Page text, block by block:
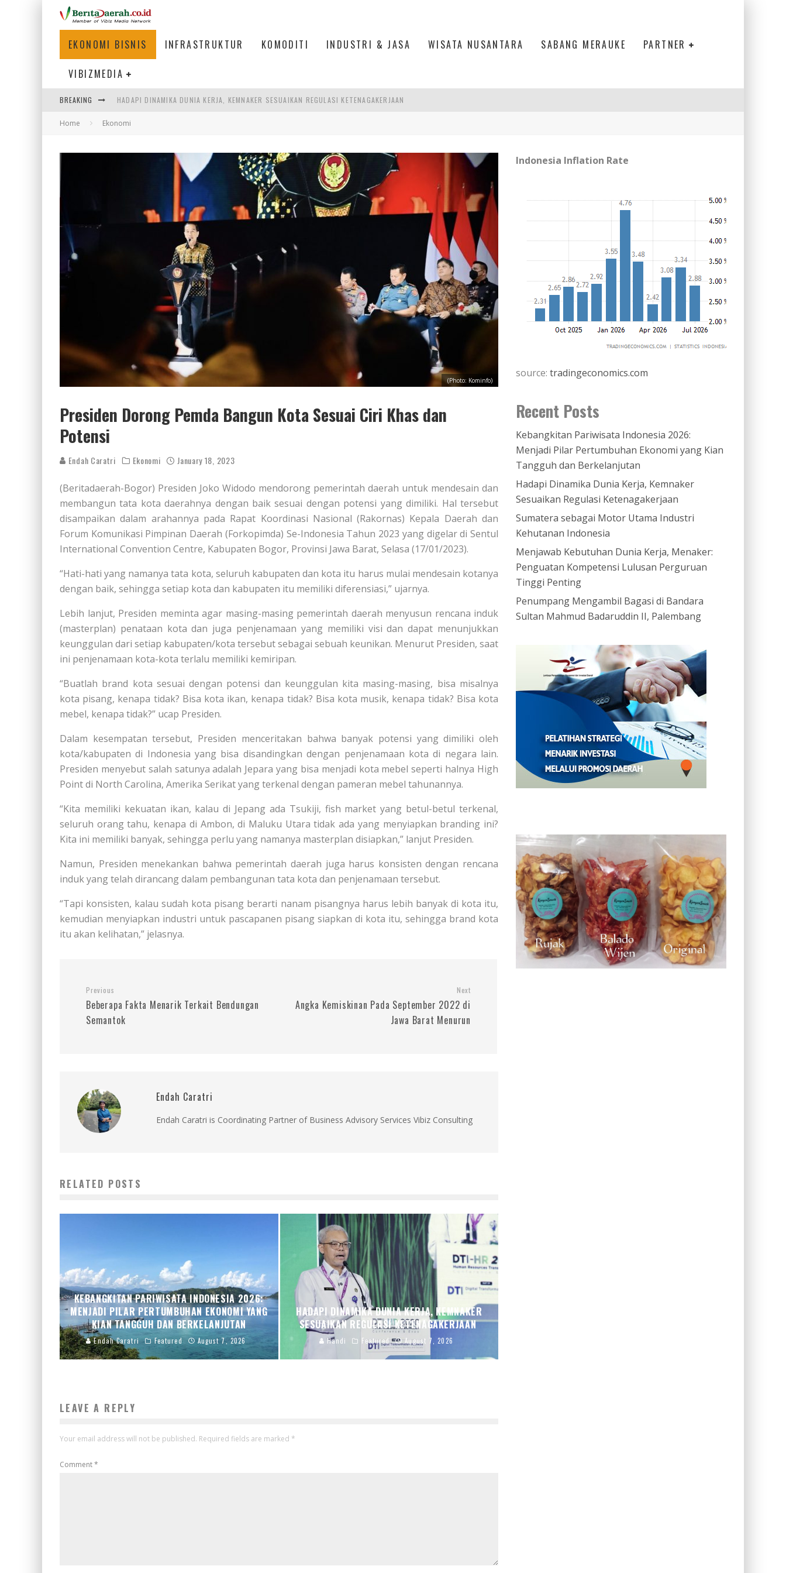
EKONOMI BISNIS INFRASTRUKTUR KOMODITI INDUSTRI & JASA WISATA NUSANTARA SABANG MERAUKE PARTNER
VIBIZMEDIA
BREAKING HADAPI DINAMIKA DUNIA KERJA, KEMNAKER SESUAIKAN REGULASI KETENAGAKERJAAN
SUMATERA SEBAGAI MOTOR UTAMA INDUSTRI KEHUTANAN INDONESIA
KEBANGKITAN PARIWISATA INDONESIA 2026: MENJADI PILAR PERTUMBUHAN EKONOMI YANG KIAN TANGGUH DAN BERKELANJUTAN
Home Ekonomi
(Photo: Kominfo)
Presiden Dorong Pemda Bangun Kota Sesuai Ciri Khas dan
Potensi
Endah Caratri Ekonomi January 18, 2023
(Beritadaerah-Bogor) Presiden Joko Widodo mendorong pemerintah daerah untuk mendesain dan
membangun tata kota daerahnya dengan baik sesuai dengan potensi yang dimiliki. Hal tersebut
disampaikan dalam arahannya pada Rapat Koordinasi Nasional (Rakornas) Kepala Daerah dan
Forum Komunikasi Pimpinan Daerah (Forkopimda) Se-Indonesia Tahun 2023 yang digelar di Sentul
International Convention Centre, Kabupaten Bogor, Provinsi Jawa Barat, Selasa (17/01/2023).
“Hati-hati yang namanya tata kota, seluruh kabupaten dan kota itu harus mulai mendesain kotanya
dengan baik, sehingga setiap kota dan kabupaten itu memiliki diferensiasi,” ujarnya.
Lebih lanjut, Presiden meminta agar masing-masing pemerintah daerah menyusun rencana induk
(masterplan) penataan kota dan juga penjenamaan yang memiliki visi dan dapat menunjukkan
keunggulan dari setiap kabupaten/kota tersebut sebagai sebuah keunikan. Menurut Presiden, saat
ini penjenamaan kota-kota terlalu memiliki kemiripan.
“Buatlah brand kota sesuai dengan potensi dan keunggulan kita masing-masing, bisa misalnya
kota pisang, kenapa tidak? Bisa kota ikan, kenapa tidak? Bisa kota musik, kenapa tidak? Bisa kota
mebel, kenapa tidak?” ucap Presiden.
Dalam kesempatan tersebut, Presiden menceritakan bahwa banyak potensi yang dimiliki oleh
kota/kabupaten di Indonesia yang bisa disandingkan dengan penjenamaan kota di negara lain.
Presiden menyebut salah satunya adalah Jepara yang bisa menjadi kota mebel seperti halnya High
Point di North Carolina, Amerika Serikat yang terkenal dengan pameran mebel tahunannya.
“Kita memiliki kekuatan ikan, kalau di Jepang ada Tsukiji, fish market yang betul-betul terkenal,
seluruh orang tahu, kenapa di Ambon, di Maluku Utara tidak ada yang menyiapkan branding ini?
Kita ini memiliki banyak, sehingga perlu yang namanya masterplan disiapkan,” lanjut Presiden.
Namun, Presiden menekankan bahwa pemerintah daerah juga harus konsisten dengan rencana
induk yang telah dirancang dalam pembangunan tata kota dan penjenamaan tersebut.
“Tapi konsisten, kalau sudah kota pisang berarti nanam pisangnya harus lebih banyak di kota itu,
kemudian menyiapkan industri untuk pascapanen pisang siapkan di kota itu, sehingga brand kota
itu akan kelihatan,” jelasnya.
Previous
Beberapa Fakta Menarik Terkait Bendungan
Semantok
Next
Angka Kemiskinan Pada September 2022 di
Jawa Barat Menurun
Endah Caratri
Endah Caratri is Coordinating Partner of Business Advisory Services Vibiz Consulting
RELATED POSTS
KEBANGKITAN PARIWISATA INDONESIA 2026:
MENJADI PILAR PERTUMBUHAN EKONOMI YANG
KIAN TANGGUH DAN BERKELANJUTAN
Endah Caratri Featured August 7, 2026
HADAPI DINAMIKA DUNIA KERJA, KEMNAKER
SESUAIKAN REGULASI KETENAGAKERJAAN
Handi Featured August 7, 2026
LEAVE A REPLY
Your email address will not be published. Required fields are marked *
Comment*
Indonesia Inflation Rate
source: tradingeconomics.com
Recent Posts
Kebangkitan Pariwisata Indonesia 2026:
Menjadi Pilar Pertumbuhan Ekonomi yang Kian
Tangguh dan Berkelanjutan
Hadapi Dinamika Dunia Kerja, Kemnaker
Sesuaikan Regulasi Ketenagakerjaan
Sumatera sebagai Motor Utama Industri
Kehutanan Indonesia
Menjawab Kebutuhan Dunia Kerja, Menaker:
Penguatan Kompetensi Lulusan Perguruan
Tinggi Penting
Penumpang Mengambil Bagasi di Bandara
Sultan Mahmud Badaruddin II, Palembang